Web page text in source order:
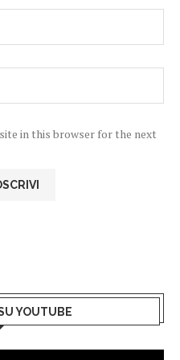
in this browser for the next
YOUTUBE